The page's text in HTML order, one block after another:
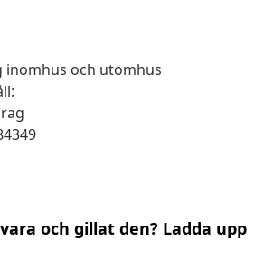
inomhus och utomhus
och gillat den? Ladda upp